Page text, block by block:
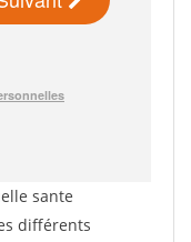
sante
différents